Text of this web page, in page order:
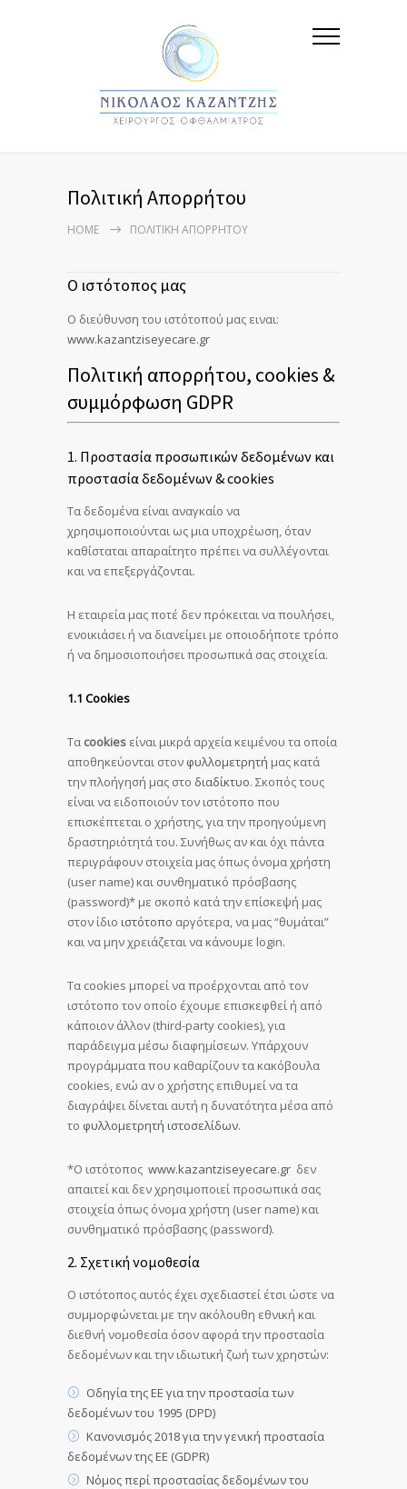
Πολιτική Απορρήτου
HOME ΠΟΛΙΤΙΚΉ ΑΠΟΡΡΉΤΟΥ
Ο ιστότοπος μας
Ο διεύθυνση του ιστότοπού μας ειναι:
www.kazantziseyecare.gr
Πολιτική απορρήτου, cookies &
συμμόρφωση GDPR
1. Προστασία προσωπικών δεδομένων και
προστασία δεδομένων & cookies
Τα δεδομένα είναι αναγκαίο να
χρησιμοποιούνται ως μια υποχρέωση, όταν
καθίσταται απαραίτητο πρέπει να συλλέγονται
και να επεξεργάζονται.
Η εταιρεία μας ποτέ δεν πρόκειται να πουλήσει,
ενοικιάσει ή να διανείμει με οποιοδήποτε τρόπο
ή να δημοσιοποιήσει προσωπικά σας στοιχεία.
1.1 Cookies
Τα cookies είναι μικρά αρχεία κειμένου τα οποία
αποθηκεύονται στον φυλλομετρητή μας κατά
την πλοήγησή μας στο διαδίκτυο. Σκοπός τους
είναι να ειδοποιούν τον ιστότοπο που
επισκέπτεται ο χρήστης, για την προηγούμενη
δραστηριότητά του. Συνήθως αν και όχι πάντα
περιγράφουν στοιχεία μας όπως όνομα χρήστη
(user name) και συνθηματικό πρόσβασης
(password)* με σκοπό κατά την επίσκεψή μας
στον ίδιο ιστότοπο αργότερα, να μας “θυμάται”
και να μην χρειάζεται να κάνουμε login.
Τα cookies μπορεί να προέρχονται από τον
ιστότοπο τον οποίο έχουμε επισκεφθεί ή από
κάποιον άλλον (third-party cookies), για
παράδειγμα μέσω διαφημίσεων. Υπάρχουν
προγράμματα που καθαρίζουν τα κακόβουλα
cookies, ενώ αν ο χρήστης επιθυμεί να τα
διαγράψει δίνεται αυτή η δυνατότητα μέσα από
το φυλλομετρητή ιστοσελίδων.
*Ο ιστότοπος www.kazantziseyecare.gr δεν
απαιτεί και δεν χρησιμοποιεί προσωπικά σας
στοιχεία όπως όνομα χρήστη (user name) και
συνθηματικό πρόσβασης (password).
2. Σχετική νομοθεσία
Ο ιστότοπος αυτός έχει σχεδιαστεί έτσι ώστε να
συμμορφώνεται με την ακόλουθη εθνική και
διεθνή νομοθεσία όσον αφορά την προστασία
δεδομένων και την ιδιωτική ζωή των χρηστών:
Οδηγία της ΕΕ για την προστασία των
δεδομένων του 1995 (DPD)
Κανονισμός 2018 για την γενική προστασία
δεδομένων της ΕΕ (GDPR)
Νόμος περί προστασίας δεδομένων του